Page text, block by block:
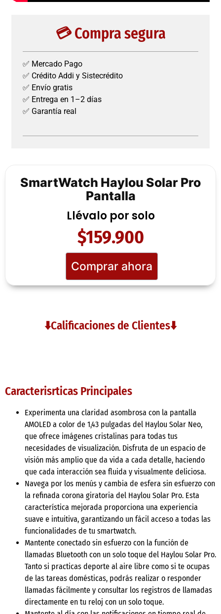
💳 Compra segura
✅ Mercado Pago
✅ Crédito Addi y Sistecrédito
✅ Envío gratis
✅ Entrega en 1–2 días
✅ Garantía real
SmartWatch Haylou Solar Pro
Pantalla
Llévalo por solo
$159.900
Comprar ahora
⬇️Calificaciones de Clientes⬇️
Caracterisrticas Principales
Experimenta una claridad asombrosa con la pantalla
AMOLED a color de 1,43 pulgadas del Haylou Solar Neo,
que ofrece imágenes cristalinas para todas tus
necesidades de visualización. Disfruta de un espacio de
visión más amplio que da vida a cada detalle, haciendo
que cada interacción sea fluida y visualmente deliciosa.
Navega por los menús y cambia de esfera sin esfuerzo con
la refinada corona giratoria del Haylou Solar Pro. Esta
característica mejorada proporciona una experiencia
suave e intuitiva, garantizando un fácil acceso a todas las
funcionalidades de tu smartwatch.
Mantente conectado sin esfuerzo con la función de
llamadas Bluetooth con un solo toque del Haylou Solar Pro.
Tanto si practicas deporte al aire libre como si te ocupas
de las tareas domésticas, podrás realizar o responder
llamadas fácilmente y consultar los registros de llamadas
directamente en tu reloj con un solo toque.